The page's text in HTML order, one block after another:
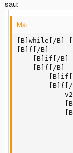
sau:
Mã:
[B]while[/B]
[B]{[/B]
[B]if[/B]
    [B]{[/B]
[B]{[/